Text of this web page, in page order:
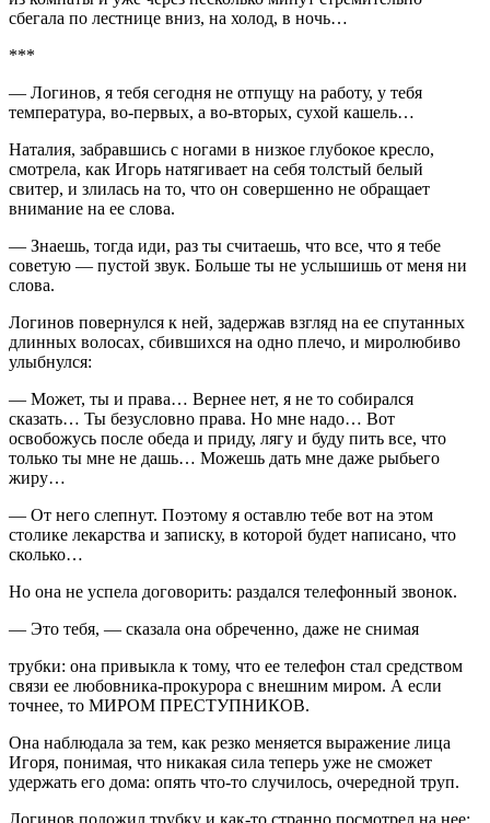
сбегала по лестнице вниз, на холод, в ночь…
***
— Логинов, я тебя сегодня не отпущу на работу, у тебя
температура, во-первых, а во-вторых, сухой кашель…
Наталия, забравшись с ногами в низкое глубокое кресло,
смотрела, как Игорь натягивает на себя толстый белый
свитер, и злилась на то, что он совершенно не обращает
внимание на ее слова.
— Знаешь, тогда иди, раз ты считаешь, что все, что я тебе
советую — пустой звук. Больше ты не услышишь от меня ни
слова.
Логинов повернулся к ней, задержав взгляд на ее спутанных
длинных волосах, сбившихся на одно плечо, и миролюбиво
улыбнулся:
— Может, ты и права… Вернее нет, я не то собирался
сказать… Ты безусловно права. Но мне надо… Вот
освобожусь после обеда и приду, лягу и буду пить все, что
только ты мне не дашь… Можешь дать мне даже рыбьего
жиру…
— От него слепнут. Поэтому я оставлю тебе вот на этом
столике лекарства и записку, в которой будет написано, что
сколько…
Но она не успела договорить: раздался телефонный звонок.
— Это тебя, — сказала она обреченно, даже не снимая
трубки: она привыкла к тому, что ее телефон стал средством
связи ее любовника-прокурора с внешним миром. А если
точнее, то МИРОМ ПРЕСТУПНИКОВ.
Она наблюдала за тем, как резко меняется выражение лица
Игоря, понимая, что никакая сила теперь уже не сможет
удержать его дома: опять что-то случилось, очередной труп.
Логинов положил трубку и как-то странно посмотрел на нее: